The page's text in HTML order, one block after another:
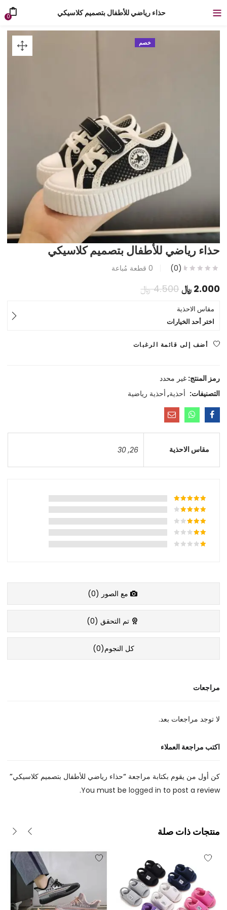
حذاء رياضي للأطفال بتصميم كلاسيكي 0
خصم
حذاء رياضي للأطفال بتصميم كلاسيكي
(0)
0 قطعة مُباعة
2.000 ﷼السعر
الحالي
هو:
2.000 ﷼.
4.500 ﷼السعر
4.500 ﷼.
مقاس الاحذية
اختر أحد الخيارات
أضف إلى قائمة الرغبات
رمز المنتج:غير محدد
التصنيفات: أحذية, أحذية رياضية
مقاس الاحذية 26
,
30
مع الصور (0
)
تم التحقق (0
)
كل النجوم(0
)
مراجعات
لا توجد مراجعات بعد.
اكتب مراجعة العملاء
كن أول من يقوم بكتابة مراجعة “حذاء رياضي للأطفال بتصميم كلاسيكي”
You must be logged in to post a review.
منتجات ذات صلة